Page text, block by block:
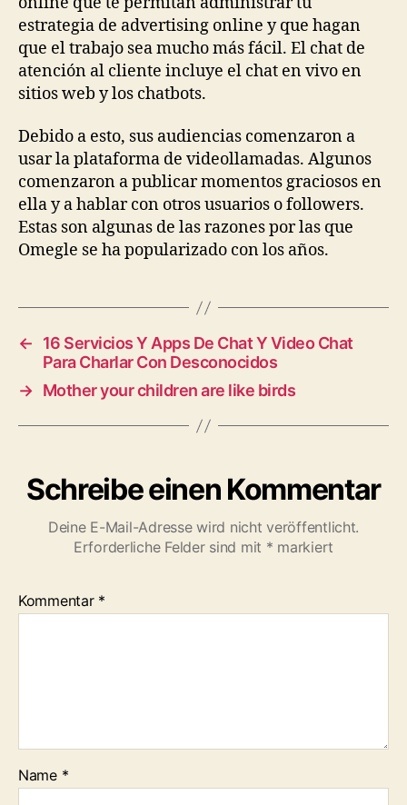
estrategia de advertising online y que hagan
que el trabajo sea mucho más fácil. El chat de
atención al cliente incluye el chat en vivo en
sitios web y los chatbots.
Debido a esto, sus audiencias comenzaron a
usar la plataforma de videollamadas. Algunos
comenzaron a publicar momentos graciosos en
ella y a hablar con otros usuarios o followers.
Estas son algunas de las razones por las que
Omegle se ha popularizado con los años.
←
16 Servicios Y Apps De Chat Y Video Chat
Para Charlar Con Desconocidos
→ Mother your children are like birds
Schreibe einen Kommentar
Deine E-Mail-Adresse wird nicht veröffentlicht.
Erforderliche Felder sind mit * markiert
Kommentar *
Name *